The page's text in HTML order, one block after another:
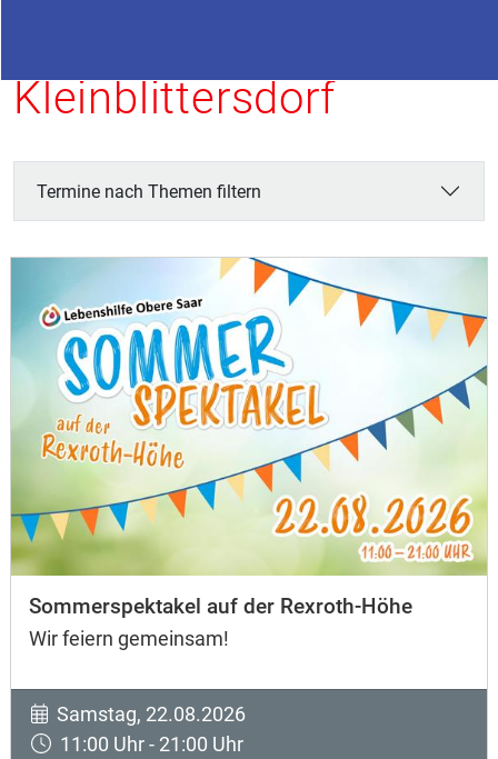
Kleinblittersdorf
Termine nach Themen filtern
Sommerspektakel auf der Rexroth-Höhe
Wir feiern gemeinsam!
Samstag, 22.08.2026
11:00 Uhr - 21:00 Uhr